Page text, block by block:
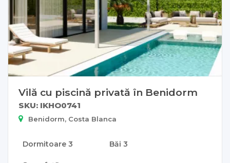
Vilă cu piscină privată în Benidorm
SKU: IKHO0741
Benidorm, Costa Blanca
Dormitoare 3 Băi3